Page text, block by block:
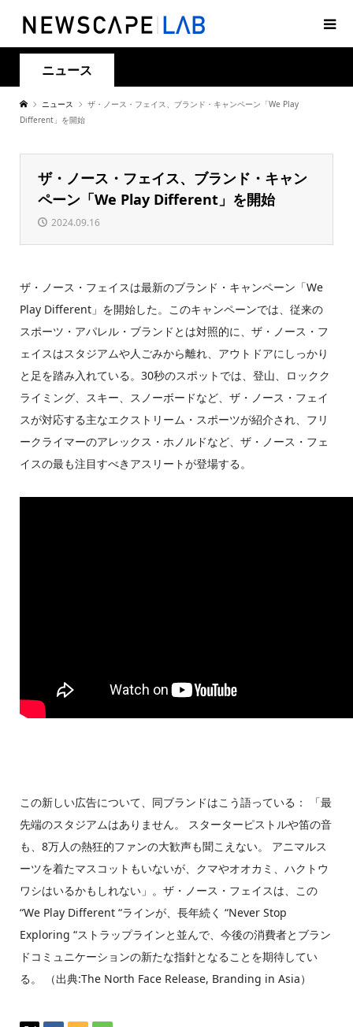
ニュース
ニュース
ザ・ノース・フェイス、ブランド・キャンペーン「We Play
Different」を開始
ザ・ノース・フェイス、ブランド・キャン
ペーン「We Play Different」を開始
2024.09.16
ザ・ノース・フェイスは最新のブランド・キャンペーン「We
Play Different」を開始した。このキャンペーンでは、従来の
スポーツ・アパレル・ブランドとは対照的に、ザ・ノース・フ
ェイスはスタジアムや人ごみから離れ、アウトドアにしっかり
と足を踏み入れている。30秒のスポットでは、登山、ロックク
ライミング、スキー、スノーボードなど、ザ・ノース・フェイ
スが対応する主なエクストリーム・スポーツが紹介され、フリ
ークライマーのアレックス・ホノルドなど、ザ・ノース・フェ
イスの最も注目すべきアスリートが登場する。
この新しい広告について、同ブランドはこう語っている： 「最
先端のスタジアムはありません。 スターターピストルや笛の音
も、8万人の熱狂的ファンの大歓声も聞こえない。 アニマルス
ーツを着たマスコットもいないが、クマやオオカミ、ハクトウ
ワシはいるかもしれない」。ザ・ノース・フェイスは、この
“We Play Different “ラインが、長年続く “Never Stop
Exploring “ストラップラインと並んで、今後の消費者とブラン
ドコミュニケーションの新たな指針となることを期待してい
る。 （出典:The North Face Release, Branding in Asia）